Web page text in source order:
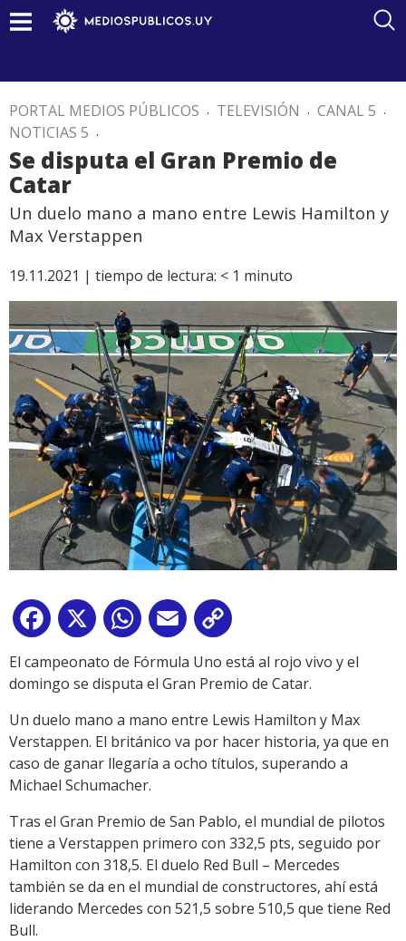
PORTAL MEDIOS PÚBLICOS . TELEVISIÓN . CANAL 5 .
NOTICIAS 5 .
Se disputa el Gran Premio de
Catar
Un duelo mano a mano entre Lewis Hamilton y
Max Verstappen
19.11.2021 | tiempo de lectura: < 1 minuto
Facebook
X WhatsApp
Email
Link
El campeonato de Fórmula Uno está al rojo vivo y el
domingo se disputa el Gran Premio de Catar.
Un duelo mano a mano entre Lewis Hamilton y Max
Verstappen. El británico va por hacer historia, ya que en
caso de ganar llegaría a ocho títulos, superando a
Michael Schumacher.
Tras el Gran Premio de San Pablo, el mundial de pilotos
tiene a Verstappen primero con 332,5 pts, seguido por
Hamilton con 318,5. El duelo Red Bull – Mercedes
también se da en el mundial de constructores, ahí está
liderando Mercedes con 521,5 sobre 510,5 que tiene Red
Bull.